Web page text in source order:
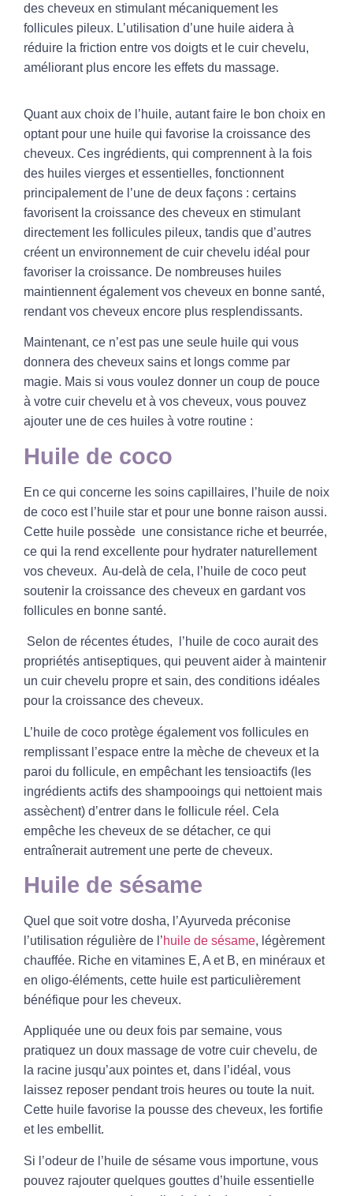
des cheveux en stimulant mécaniquement les
follicules pileux. L’utilisation d’une huile aidera à
réduire la friction entre vos doigts et le cuir chevelu,
améliorant plus encore les effets du massage.
Quant aux choix de l’huile, autant faire le bon choix en
optant pour une huile qui favorise la croissance des
cheveux. Ces ingrédients, qui comprennent à la fois
des huiles vierges et essentielles, fonctionnent
principalement de l’une de deux façons : certains
favorisent la croissance des cheveux en stimulant
directement les follicules pileux, tandis que d’autres
créent un environnement de cuir chevelu idéal pour
favoriser la croissance. De nombreuses huiles
maintiennent également vos cheveux en bonne santé,
rendant vos cheveux encore plus resplendissants.
Maintenant, ce n’est pas une seule huile qui vous
donnera des cheveux sains et longs comme par
magie. Mais si vous voulez donner un coup de pouce
à votre cuir chevelu et à vos cheveux, vous pouvez
ajouter une de ces huiles à votre routine :
Huile de coco
En ce qui concerne les soins capillaires, l’huile de noix
de coco est l’huile star et pour une bonne raison aussi.
Cette huile possède une consistance riche et beurrée,
ce qui la rend excellente pour hydrater naturellement
vos cheveux. Au-delà de cela, l’huile de coco peut
soutenir la croissance des cheveux en gardant vos
follicules en bonne santé.
Selon de récentes études, l’huile de coco aurait des
propriétés antiseptiques, qui peuvent aider à maintenir
un cuir chevelu propre et sain, des conditions idéales
pour la croissance des cheveux.
L’huile de coco protège également vos follicules en
remplissant l’espace entre la mèche de cheveux et la
paroi du follicule, en empêchant les tensioactifs (les
ingrédients actifs des shampooings qui nettoient mais
assèchent) d’entrer dans le follicule réel. Cela
empêche les cheveux de se détacher, ce qui
entraînerait autrement une perte de cheveux.
Huile de sésame
Quel que soit votre dosha, l’Ayurveda préconise
l’utilisation régulière de l’huile de sésame, légèrement
chauffée. Riche en vitamines E, A et B, en minéraux et
en oligo-éléments, cette huile est particulièrement
bénéfique pour les cheveux.
Appliquée une ou deux fois par semaine, vous
pratiquez un doux massage de votre cuir chevelu, de
la racine jusqu’aux pointes et, dans l’idéal, vous
laissez reposer pendant trois heures ou toute la nuit.
Cette huile favorise la pousse des cheveux, les fortifie
et les embellit.
Si l’odeur de l’huile de sésame vous importune, vous
pouvez rajouter quelques gouttes d’huile essentielle